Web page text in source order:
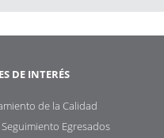
DE INTERÉS
de la Calidad
Egresados